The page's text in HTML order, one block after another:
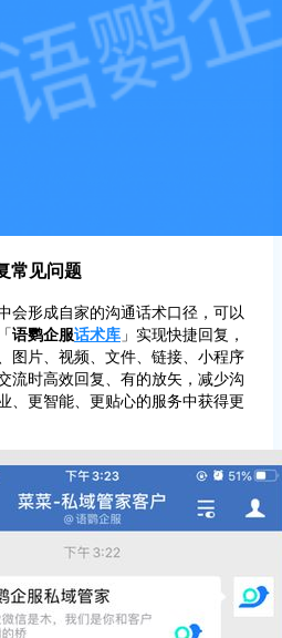
常见问题
会形成自家的沟通话术口径，可以
语鹦企服话术库 」实现快捷回复，
图片、视频、文件、链接、小程序
流时高效回复、有的放矢，减少沟
、更智能、更贴心的服务中获得更